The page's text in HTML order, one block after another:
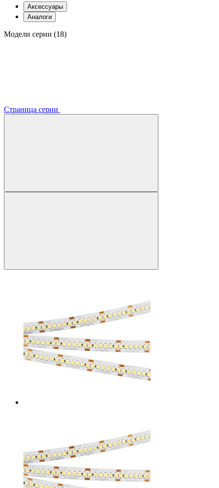
Аксессуары
Аналоги
Модели серии (18)
Страница серии